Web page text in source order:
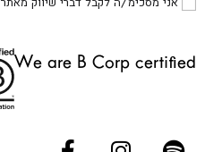
We are B Corp certified